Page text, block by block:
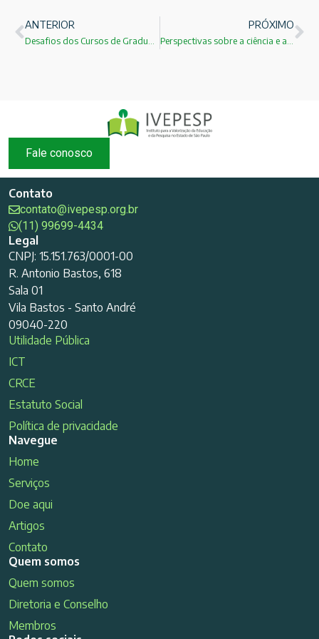
ANTERIOR PRÓXIMO
Fale conosco
Contato
contato@ivepesp.org.br
(11) 99699-4434
Legal
CNPJ: 15.151.763/0001-00
R. Antonio Bastos, 618
Sala 01
Vila Bastos - Santo André
09040-220
Utilidade Pública
ICT
CRCE
Estatuto Social
Política de privacidade
Navegue
Home
Serviços
Doe aqui
Artigos
Contato
Quem somos
Quem somos
Diretoria e Conselho
Membros